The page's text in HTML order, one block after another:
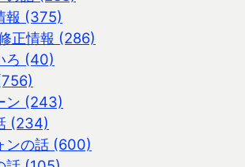
報 (375)
正情報 (286)
ろ (40)
ン (243)
(234)
ンの話 (600)